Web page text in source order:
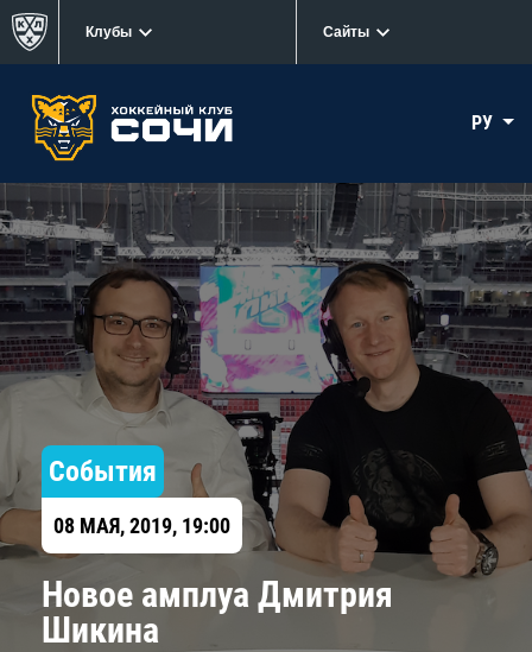
Клубы Сайты
РУ
События
08 МАЯ, 2019, 19:00
​Новое амплуа Дмитрия
Шикина